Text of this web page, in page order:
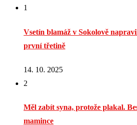
1
Vsetín blamáž v Sokolově
první třetině
14. 10. 2025
2
Měl zabít syna, protože plakal.
mamince